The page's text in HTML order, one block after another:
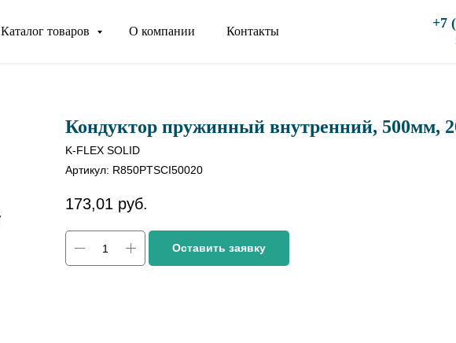
Каталог товаров О компании Контакты
+7
Кондуктор пружинный внутренний, 500мм,
K-FLEX SOLID
Артикул: R850PTSCI50020
173,01 руб.
Оставить заявку